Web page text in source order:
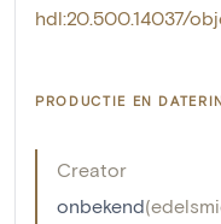
hdl:20.500.14037/
PRODUCTIE EN
Creator
onbekend(